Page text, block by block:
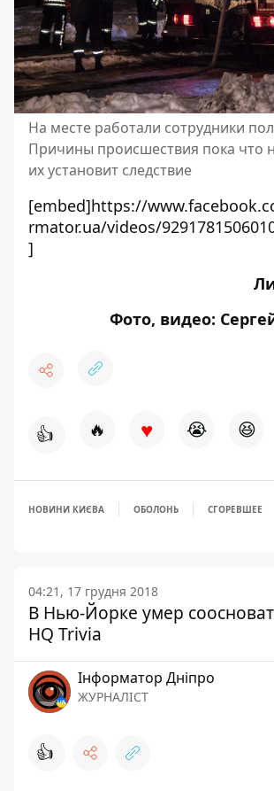
На месте работали сотрудники
Причины происшествия пока что
их установит следствие
[embed]https://
rmator.ua/videos/
]
Фото, видео:
👍 🔥 ♥ 😭 😆
НОВИНИ КИЄВА ОБОЛОНЬ СГОРЕВШЕЕ
04:21, 17 грудня 2018
В Нью-Йорке умер
HQ Trivia
Інформатор Дніпро
ЖУРНАЛІСТ
👍